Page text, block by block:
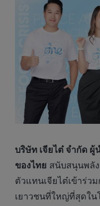
บริษัท เจียไต๋ จำกัด ผู้
ของไทย สนับสนุนพลั
ตัวแทนเจียไต๋เข้าร่ว
เยาวชนที่ใหญ่ที่สุดใน